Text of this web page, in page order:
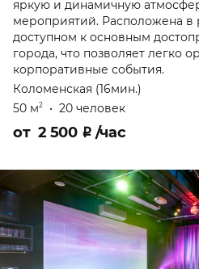
яркую и динамичную
мероприятий. Расположена в
доступном к основным
города, что позволяет легко
корпоративные события.
Коломенская (16мин.)
50 м2 • 20 человек
от 2 500 ₽ /час